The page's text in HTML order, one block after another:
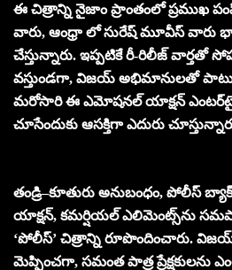
ఈ చిత్రాన్ని నైజాం ప్రాంతంలో ప్రముఖ
వారు, ఆంధ్రా లో సురేష్ మూవీస్ వారు
చేస్తున్నారు. ఇప్పటికే రీ-రిలీజ్
వస్తుండగా, విజయ్ అభిమానులతో పాటు
మరోసారి ఈ ఎమోషనల్ యాక్షన్
చూసేందుకు ఆసక్తిగా ఎదురు
తండ్రి–కూతురు అనుబంధం, పోలీస్
యాక్షన్, కమర్షియల్ ఎలిమెంట్స్‌ను
‘పోలీస్’ చిత్రాన్ని రూపొందించారు.
మెప్పించగా, సమంత పాత్ర ప్రేక్షకులను